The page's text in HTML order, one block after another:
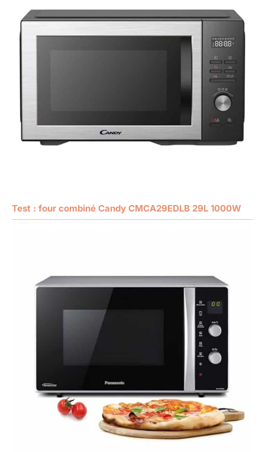
Test : four combiné Candy CMCA29EDLB 29L 1000W